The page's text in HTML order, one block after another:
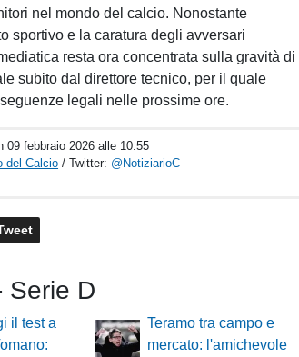
nel mondo del calcio. Nonostante
sportivo e la caratura degli avversari
resta ora concentrata sulla gravità di
subito dal direttore tecnico, per il quale
legali nelle prossime ore.
09 febbraio 2026 alle 10:55
del Calcio / Twitter: @NotiziarioC
Serie D
il test a
Teramo tra campo e
mercato: l'amichevole